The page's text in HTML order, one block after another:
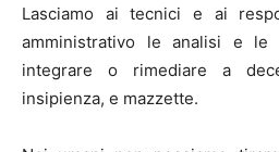
Lasciamo ai tecnici e ai
amministrativo le analisi e
integrare o rimediare a
insipienza, e mazzette.